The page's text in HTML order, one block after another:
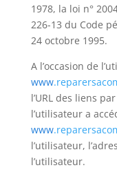
1978, la loi n°
226-13 du Code
24 octobre 1995.
A l’occasion de
www
l’URL des liens
l’utilisateur a
www
l’utilisateur,
l’utilisateur.